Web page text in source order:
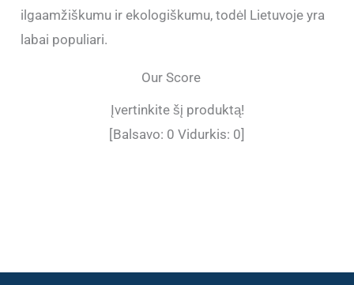
ilgaamžiškumu ir ekologiškumu, todėl Lietuvoje yra
labai populiari.
Our Score
Įvertinkite šį produktą!
[Balsavo: 0 Vidurkis: 0]